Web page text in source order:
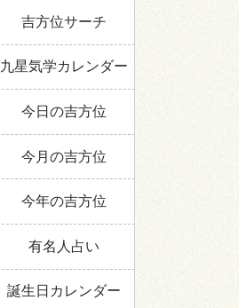
吉方位サーチ
九星気学カレンダー
今日の吉方位
今月の吉方位
今年の吉方位
有名人占い
誕生日カレンダー